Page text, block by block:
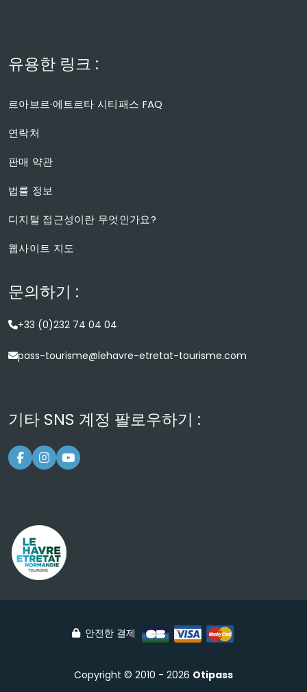
유용한 링크 :
르아브르·에트르타 시티패스 FAQ
연락처
판매 약관
법률 정보
디지털 접근성이란 무엇인가요?
웹사이트 지도
문의하기 :
+33 (0)232 74 04 04
pass-tourisme@lehavre-etretat-tourisme.com
기타 SNS 계정 팔로우하기 :
안전한 결제
Copyright © 2010 - 2026 Otipass